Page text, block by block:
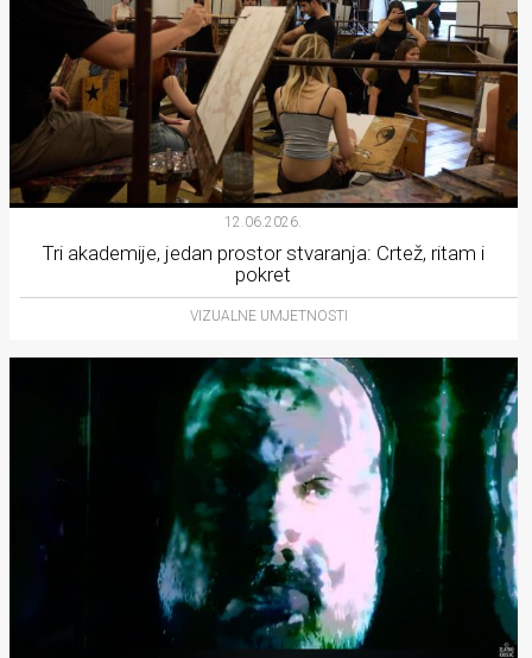
12.06.2026.
Tri akademije, jedan prostor stvaranja: Crtež, ritam i
pokret
VIZUALNE UMJETNOSTI